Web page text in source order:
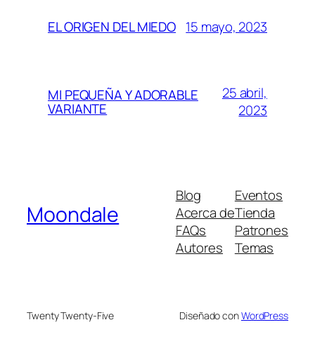
EL ORIGEN DEL MIEDO 15 mayo, 2023
MI PEQUEÑA Y ADORABLE
VARIANTE
25 abril,
2023
Moondale
Blog
Acerca de
FAQs
Autores
Eventos
Tienda
Patrones
Temas
Twenty Twenty-Five Diseñado conWordPress